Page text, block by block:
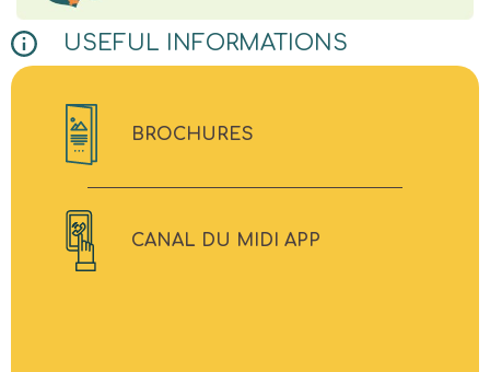
USEFUL INFORMATIONS
BROCHURES
CANAL DU MIDI APP